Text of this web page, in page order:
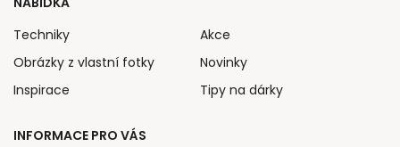
Techniky
Obrázky z vlastní fotky
Inspirace
Akce
Novinky
Tipy na dárky
INFORMACE PRO VÁS